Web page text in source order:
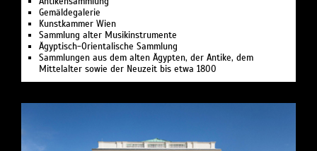
Gemäldegalerie
Kunstkammer Wien
Sammlung alter Musikinstrumente
Ägyptisch-Orientalische Sammlung
Sammlungen aus dem alten Ägypten, der Antike, dem
Mittelalter sowie der Neuzeit bis etwa 1800